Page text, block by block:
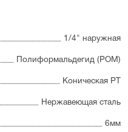
1/4" наружная
Полиформальдегид (POM)
Коническая PT
Нержавеющая сталь
6мм